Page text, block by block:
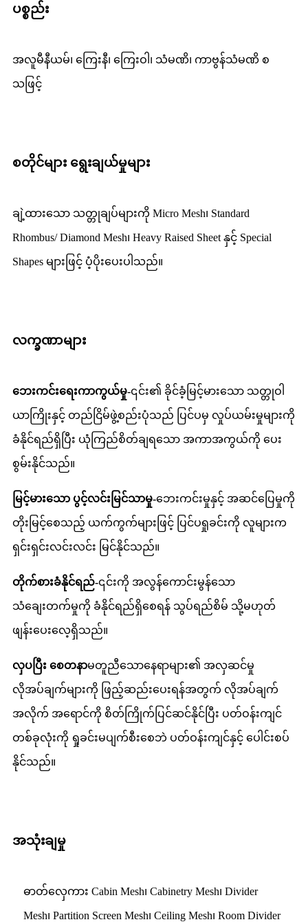
ပစ္စည်း
အလူမီနီယမ်၊ ကြေးနီ၊ ကြေးဝါ၊ သံမဏိ၊ ကာဗွန်သံမဏိ စ
သဖြင့်
စတိုင်များ ရွေးချယ်မှုများ
ချဲ့ထားသော သတ္တုချပ်များကို Micro Mesh၊ Standard
Rhombus/ Diamond Mesh၊ Heavy Raised Sheet နှင့် Special
Shapes များဖြင့် ပံ့ပိုးပေးပါသည်။
လက္ခဏာများ
ဘေးကင်းရေးကာကွယ်မှု-၎င်း၏ ခိုင်ခံ့မြင့်မားသော သတ္တုဝါ
ယာကြိုးနှင့် တည်ငြိမ်ဖွဲ့စည်းပုံသည် ပြင်ပမှ လှုပ်ယမ်းမှုများကို
ခံနိုင်ရည်ရှိပြီး ယုံကြည်စိတ်ချရသော အကာအကွယ်ကို ပေး
စွမ်းနိုင်သည်။
မြင့်မားသော ပွင့်လင်းမြင်သာမှု-ဘေးကင်းမှုနှင့် အဆင်ပြေမှုကို
တိုးမြင့်စေသည့် ယက်ကွက်များဖြင့် ပြင်ပရှုခင်းကို လူများက
ရှင်းရှင်းလင်းလင်း မြင်နိုင်သည်။
တိုက်စားခံနိုင်ရည်-၎င်းကို အလွန်ကောင်းမွန်သော
သံချေးတက်မှုကို ခံနိုင်ရည်ရှိစေရန် သွပ်ရည်စိမ် သို့မဟုတ်
ဖျန်းပေးလေ့ရှိသည်။
လှပပြီး စေတနာမတူညီသောနေရာများ၏ အလှဆင်မှု
လိုအပ်ချက်များကို ဖြည့်ဆည်းပေးရန်အတွက် လိုအပ်ချက်
အလိုက် အရောင်ကို စိတ်ကြိုက်ပြင်ဆင်နိုင်ပြီး ပတ်ဝန်းကျင်
တစ်ခုလုံးကို ရှုခင်းမပျက်စီးစေဘဲ ပတ်ဝန်းကျင်နှင့် ပေါင်းစပ်
နိုင်သည်။
အသုံးချမှု
ဓာတ်လှေကား Cabin Mesh၊ Cabinetry Mesh၊ Divider
Mesh၊ Partition Screen Mesh၊ Ceiling Mesh၊ Room Divider